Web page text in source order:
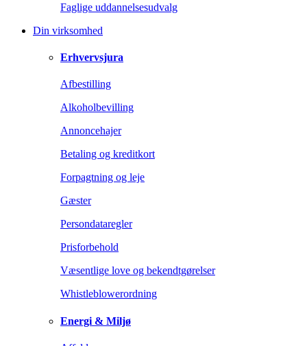
Faglige uddannelsesudvalg
Din virksomhed
Erhvervsjura
Afbestilling
Alkoholbevilling
Annoncehajer
Betaling og kreditkort
Forpagtning og leje
Gæster
Persondataregler
Prisforbehold
Væsentlige love og bekendtgørelser
Whistleblowerordning
Energi & Miljø